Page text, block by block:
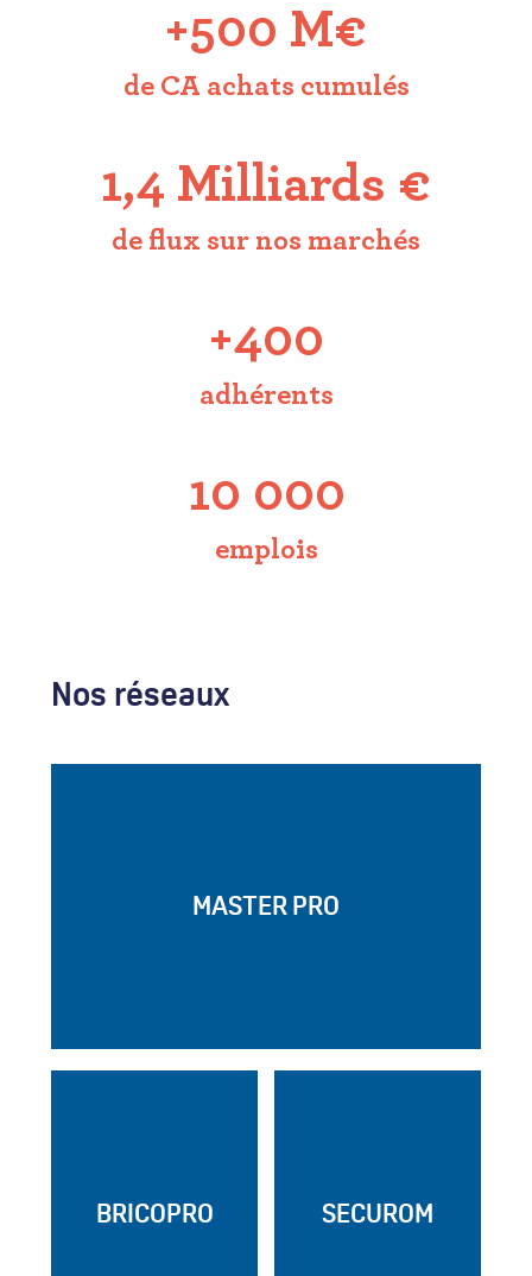
+500 M€
de CA achats cumulés
1,4 Milliards €
de flux sur nos marchés
+400
adhérents
10 000
emplois
Nos réseaux
MASTER PRO
BRICOPRO SECUROM